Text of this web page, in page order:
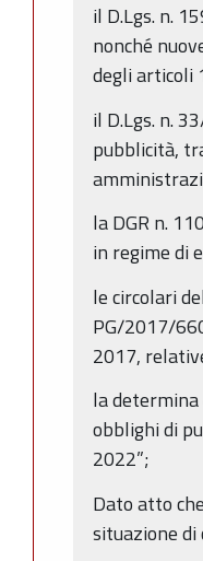
il D.Lgs. n.
nonché
degli articoli
il D.Lgs. n.
pubblicità,
la DGR n.
in regime di
le circolari
PG/2017/
2017,
la
obblighi di
2022”;
Dato atto
situazione